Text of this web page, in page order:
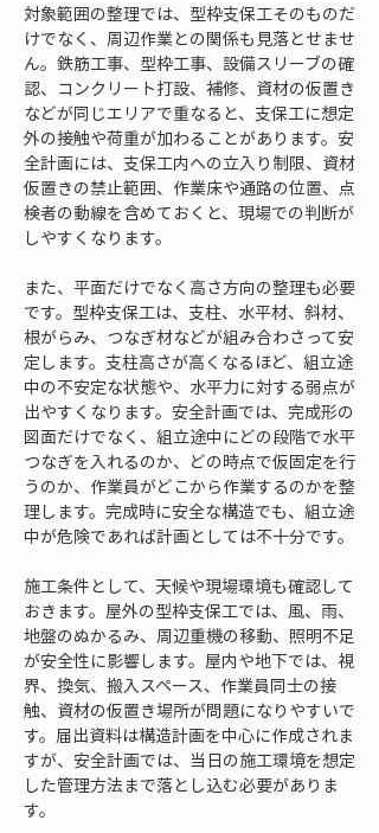
対象範囲の整理では、型枠支保工そのものだ
けでなく、周辺作業との関係も見落とせませ
ん。鉄筋工事、型枠工事、設備スリーブの確
認、コンクリート打設、補修、資材の仮置き
などが同じエリアで重なると、支保工に想定
外の接触や荷重が加わることがあります。安
全計画には、支保工内への立入り制限、資材
仮置きの禁止範囲、作業床や通路の位置、点
検者の動線を含めておくと、現場での判断が
しやすくなります。
また、平面だけでなく高さ方向の整理も必要
です。型枠支保工は、支柱、水平材、斜材、
根がらみ、つなぎ材などが組み合わさって安
定します。支柱高さが高くなるほど、組立途
中の不安定な状態や、水平力に対する弱点が
出やすくなります。安全計画では、完成形の
図面だけでなく、組立途中にどの段階で水平
つなぎを入れるのか、どの時点で仮固定を行
うのか、作業員がどこから作業するのかを整
理します。完成時に安全な構造でも、組立途
中が危険であれば計画としては不十分です。
施工条件として、天候や現場環境も確認して
おきます。屋外の型枠支保工では、風、雨、
地盤のぬかるみ、周辺重機の移動、照明不足
が安全性に影響します。屋内や地下では、視
界、換気、搬入スペース、作業員同士の接
触、資材の仮置き場所が問題になりやすいで
す。届出資料は構造計画を中心に作成されま
すが、安全計画では、当日の施工環境を想定
した管理方法まで落とし込む必要がありま
す。